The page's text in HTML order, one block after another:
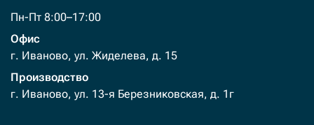
Пн-Пт 8:00–17:00
Офис
г. Иваново, ул. Жиделева, д. 15
Производство
г. Иваново, ул. 13-я Березниковская, д. 1г